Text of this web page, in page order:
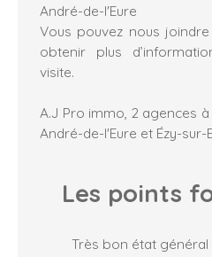
André-de-l'Eure
Vous pouvez nous joindre
obtenir plus
visite.
A.J Pro immo, 2 agences
André-de-l'Eure et Ézy-sur-
Les points
Très bon état général